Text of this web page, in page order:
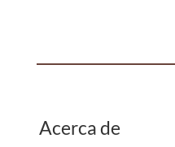
Acerca de